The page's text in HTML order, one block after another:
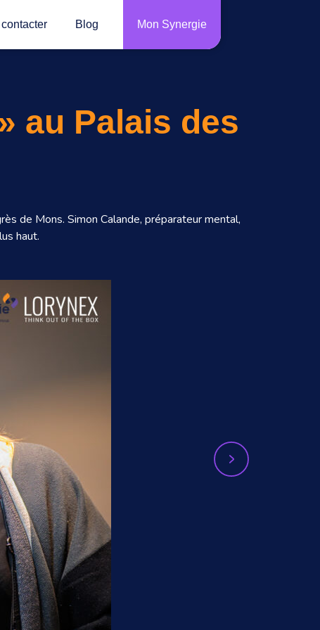
Blog Mon Synergie
au Palais des
de Mons. Simon Calande, préparateur mental,
haut.